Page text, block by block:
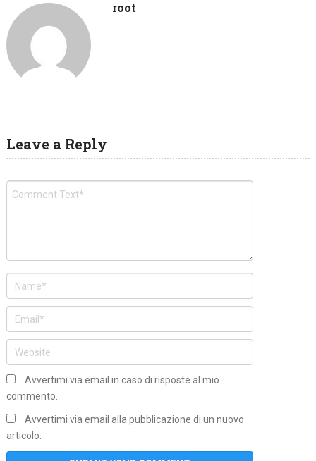
root
Leave a Reply
Avvertimi via email in caso di risposte al mio
commento.
Avvertimi via email alla pubblicazione di un nuovo
articolo.